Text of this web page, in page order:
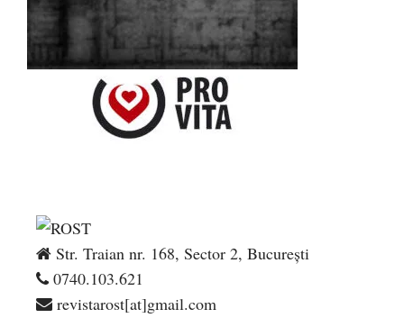
Str. Traian nr. 168, Sector 2, București
0740.103.621
revistarost[at]gmail.com